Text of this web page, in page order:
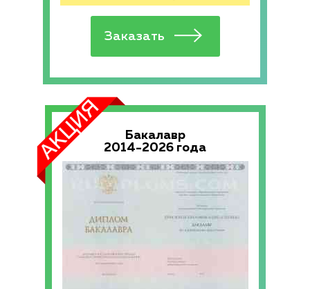
Бакалавр
2014-2026 года